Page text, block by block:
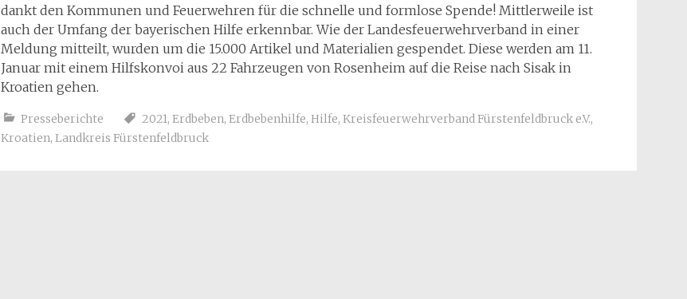
dankt den Kommunen und Feuerwehren für die schnelle und formlose Spende! Mittlerweile ist
auch der Umfang der bayerischen Hilfe erkennbar. Wie der Landesfeuerwehrverband in einer
Meldung mitteilt, wurden um die 15.000 Artikel und Materialien gespendet. Diese werden am 11.
Januar mit einem Hilfskonvoi aus 22 Fahrzeugen von Rosenheim auf die Reise nach Sisak in
Kroatien gehen.
Presseberichte 2021, Erdbeben, Erdbebenhilfe, Hilfe, Kreisfeuerwehrverband Fürstenfeldbruck e.V.,
Kroatien, Landkreis Fürstenfeldbruck